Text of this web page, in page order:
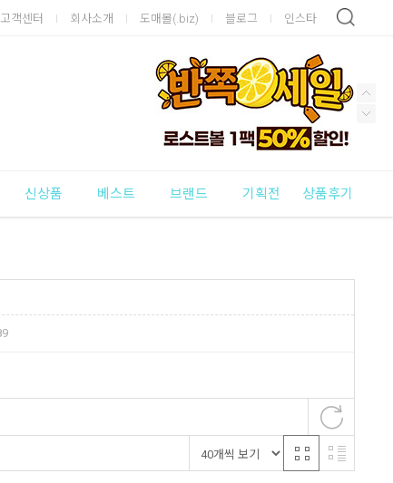
고객센터 회사소개 도매몰(.biz) 블로그 인스타
신상품 베스트 브랜드 기획전 상품후기